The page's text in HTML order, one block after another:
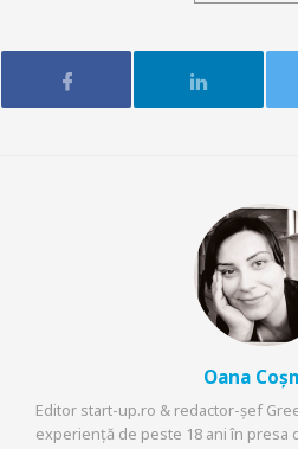
Oana
Editor start-up.ro & redactor-șef
experiență de peste 18 ani în presa